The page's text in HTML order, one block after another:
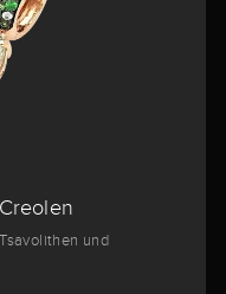
und